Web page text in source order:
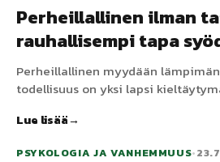
Perheillallinen ilman
rauhallisempi tapa
Perheillallinen myydään
todellisuus on yksi lapsi
suupaloista. Illallisten ei tarvitse
Lue lisää
PSYKOLOGIA JA VANHEMMUUS•